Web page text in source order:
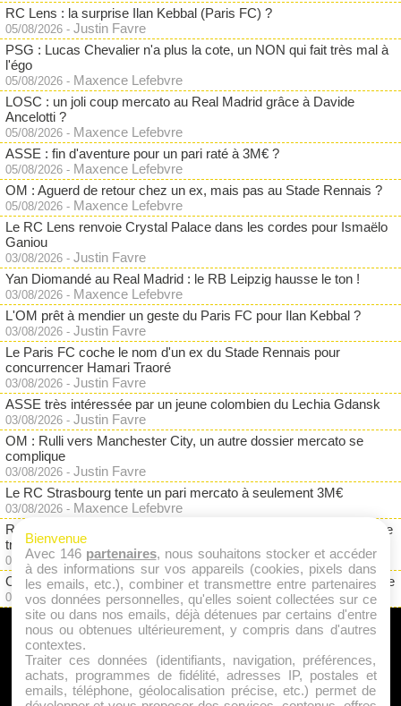
RC Lens : la surprise Ilan Kebbal (Paris FC) ?
05/08/2026 - Justin Favre
PSG : Lucas Chevalier n'a plus la cote, un NON qui fait très mal à
l'égo
05/08/2026 - Maxence Lefebvre
LOSC : un joli coup mercato au Real Madrid grâce à Davide
Ancelotti ?
05/08/2026 - Maxence Lefebvre
ASSE : fin d'aventure pour un pari raté à 3M€ ?
05/08/2026 - Maxence Lefebvre
OM : Aguerd de retour chez un ex, mais pas au Stade Rennais ?
05/08/2026 - Maxence Lefebvre
Le RC Lens renvoie Crystal Palace dans les cordes pour Ismaëlo
Ganiou
03/08/2026 - Justin Favre
Yan Diomandé au Real Madrid : le RB Leipzig hausse le ton !
03/08/2026 - Maxence Lefebvre
L'OM prêt à mendier un geste du Paris FC pour Ilan Kebbal ?
03/08/2026 - Justin Favre
Le Paris FC coche le nom d'un ex du Stade Rennais pour
concurrencer Hamari Traoré
03/08/2026 - Justin Favre
ASSE très intéressée par un jeune colombien du Lechia Gdansk
03/08/2026 - Justin Favre
OM : Rulli vers Manchester City, un autre dossier mercato se
complique
03/08/2026 - Justin Favre
Le RC Strasbourg tente un pari mercato à seulement 3M€
03/08/2026 - Maxence Lefebvre
RC Lens : jurisprudence Eintracht Francfort, Dino Toppmöller reste
très prudent
03/08/2026 -Justin Favre
OM : Dupraz pointe du doigt un gros paradoxe financier à Marseille
02/08/2026 -Justin Favre
A PROPOS
Qui sommes nous ?
Mentions Légales
Bienvenue
Avec 146 partenaires, nous souhaitons stocker et accéder
à des informations sur vos appareils (cookies, pixels dans
les emails, etc.), combiner et transmettre entre partenaires
vos données personnelles, qu'elles soient collectées sur ce
site ou dans nos emails, déjà détenues par certains d'entre
nous ou obtenues ultérieurement, y compris dans d'autres
contextes.
Traiter ces données (identifiants, navigation, préférences,
achats, programmes de fidélité, adresses IP, postales et
emails, téléphone, géolocalisation précise, etc.) permet de